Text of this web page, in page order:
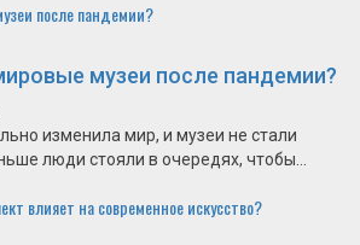
после пандемии?
музеи после пандемии?
изменила мир, и музеи не стали
люди стояли в очередях, чтобы...
влияет на современное искусство?